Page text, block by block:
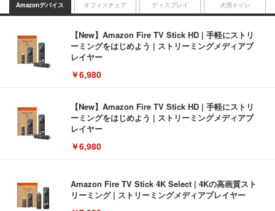
Amazonデバイス
【New】Amazon Fire TV Stick HD | 手軽にストリ
ーミングをはじめよう | ストリーミングメディアプ
レイヤー
￥6,980
【New】Amazon Fire TV Stick HD | 手軽にストリ
ーミングをはじめよう | ストリーミングメディアプ
レイヤー
￥6,980
Amazon Fire TV Stick 4K Select | 4Kの高画質スト
リーミング | ストリーミングメディアプレイヤー
オフィスチェア ディスプレイ 犬用トイレ